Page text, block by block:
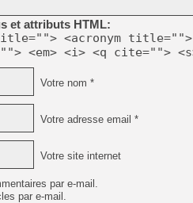
et attributs HTML:
<acronym title="">
<em> <i> <q cite="">
Votre nom *
Votre adresse email *
Votre site internet
par e-mail.
par e-mail.